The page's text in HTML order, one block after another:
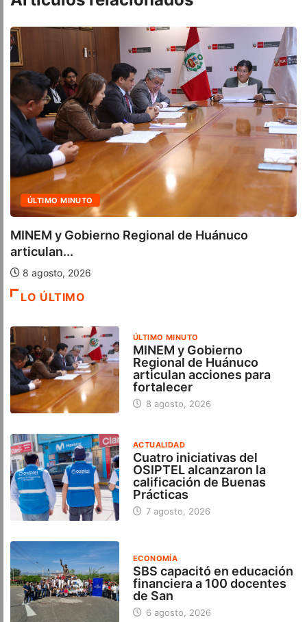
ACTUALIDAD
Cuatro iniciativas del OSIPTEL alcanzaron la
calificación...
7 agosto, 2026
LO ÚLTIMO
ÚLTIMO MINUTO
MINEM y Gobierno
Regional de Huánuco
articulan acciones para
fortalecer
8 agosto, 2026
ACTUALIDAD
Cuatro iniciativas del
OSIPTEL alcanzaron la
calificación de Buenas
Prácticas
7 agosto, 2026
ECONOMÍA
SBS capacitó en educación
financiera a 100 docentes
de San
6 agosto, 2026